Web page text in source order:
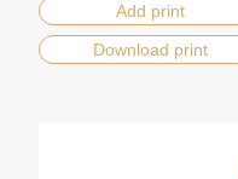
Add print
Download print